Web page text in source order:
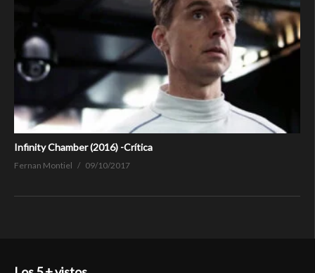
Infinity Chamber (2016) -Crítica
Fernan Montiel 09/10/2017